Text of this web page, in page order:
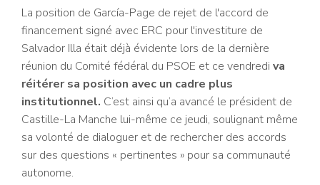
La position de García-Page de rejet de l'accord de
financement signé avec ERC pour l'investiture de
Salvador Illa était déjà évidente lors de la dernière
réunion du Comité fédéral du PSOE et ce vendredi va
réitérer sa position avec un cadre plus
institutionnel. C’est ainsi qu’a avancé le président de
Castille-La Manche lui-même ce jeudi, soulignant même
sa volonté de dialoguer et de rechercher des accords
sur des questions « pertinentes » pour sa communauté
autonome.